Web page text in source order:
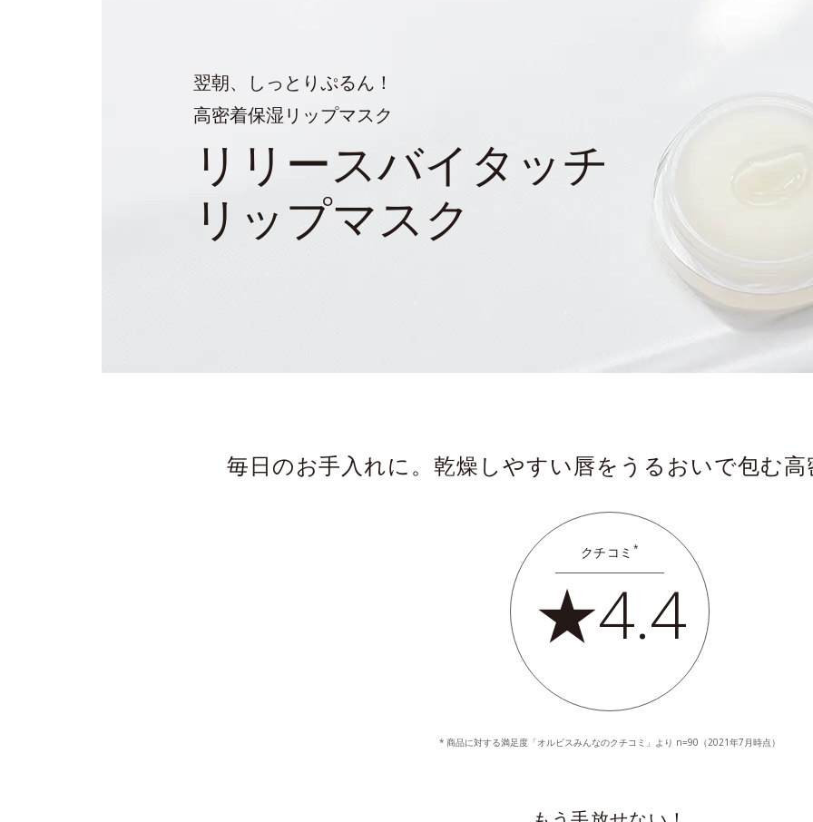
翌朝、しっとりぷるん！
高密着保湿リップマスク
リリースバイタッチ
リップマスク
毎日のお手入れに。乾燥しやすい唇をうるおいで包む高
クチコミ *
★4.4
商品に対する満足度「オルビスみんなのクチコミ」より n=90（2021年7月時点）